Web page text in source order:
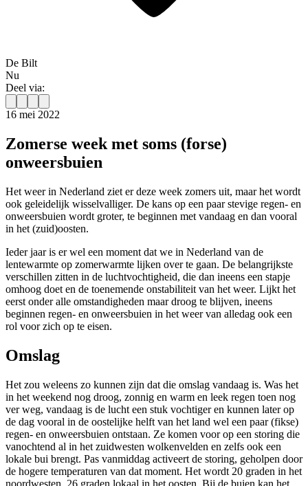
De Bilt
Nu
Deel via:
16 mei 2022
Zomerse week met soms (forse)
onweersbuien
Het weer in Nederland ziet er deze week zomers uit, maar het wordt
ook geleidelijk wisselvalliger. De kans op een paar stevige regen- en
onweersbuien wordt groter, te beginnen met vandaag en dan vooral
in het (zuid)oosten.
Ieder jaar is er wel een moment dat we in Nederland van de
lentewarmte op zomerwarmte lijken over te gaan. De belangrijkste
verschillen zitten in de luchtvochtigheid, die dan ineens een stapje
omhoog doet en de toenemende onstabiliteit van het weer. Lijkt het
eerst onder alle omstandigheden maar droog te blijven, ineens
beginnen regen- en onweersbuien in het weer van alledag ook een
rol voor zich op te eisen.
Omslag
Het zou weleens zo kunnen zijn dat die omslag vandaag is. Was het
in het weekend nog droog, zonnig en warm en leek regen toen nog
ver weg, vandaag is de lucht een stuk vochtiger en kunnen later op
de dag vooral in de oostelijke helft van het land wel een paar (fikse)
regen- en onweersbuien ontstaan. Ze komen voor op een storing die
vanochtend al in het zuidwesten wolkenvelden en zelfs ook een
lokale bui brengt. Pas vanmiddag activeert de storing, geholpen door
de hogere temperaturen van dat moment. Het wordt 20 graden in het
noordwesten, 26 graden lokaal in het oosten. Bij de buien kan het